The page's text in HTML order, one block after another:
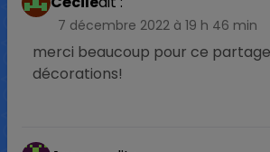
7 décembre 2022 à 19 h 46 min
merci beaucoup pour ce
décorations!